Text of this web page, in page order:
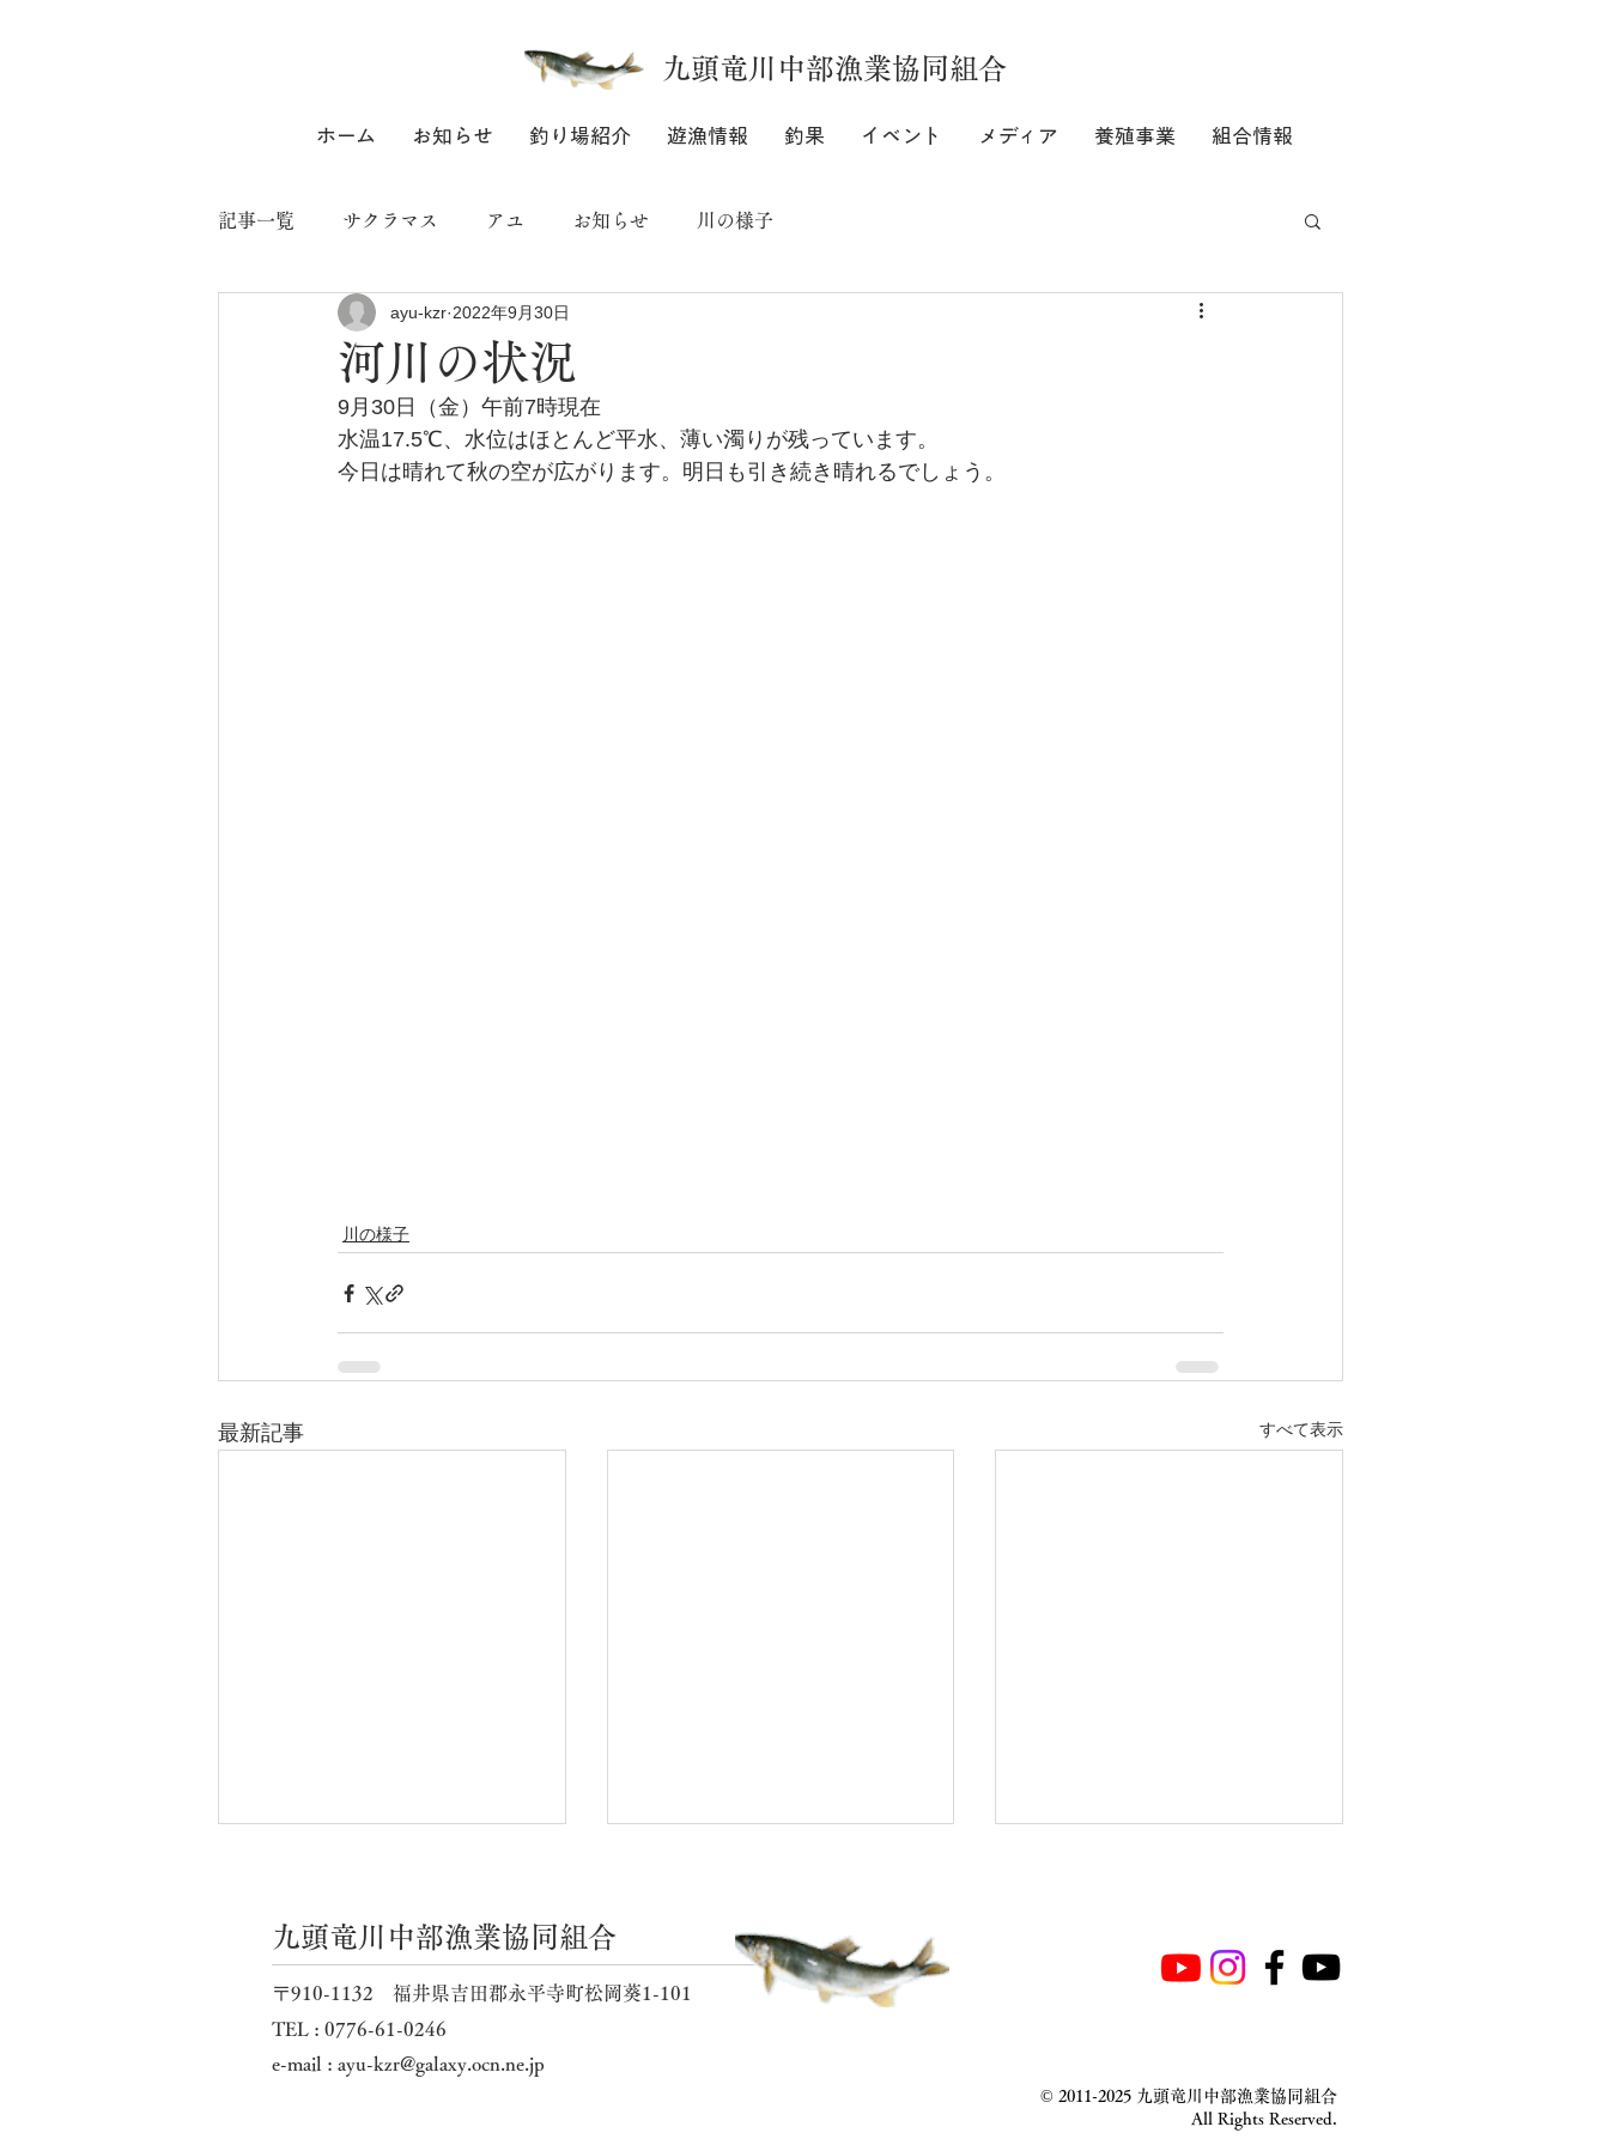
九頭竜川中部漁業協同組合
ホーム お知らせ 釣り場紹介 遊漁情報 釣果 イベント メディア 養殖事業 組合情報
記事一覧 サクラマス アユ お知らせ 川の様子
河川の状況
ayu-kzr 2022年9月30日
9月30日（金）午前7時現在
水温17.5℃、水位はほとんど平水、薄い濁りが残っています。
今日は晴れて秋の空が広がります。明日も引き続き晴れるでしょう。
川の様子
最新記事 すべて表示
河川の状況 河川の状況
九頭竜川中部漁業協同組合
〒910-1132 福井県吉田郡永平寺町松岡葵1-101
TEL : 0776-61-0246
e-mail : ayu-kzr@galaxy.ocn.ne.jp
© 2011-2025 九頭竜川中部漁業協同組合
All Rights Reserved.